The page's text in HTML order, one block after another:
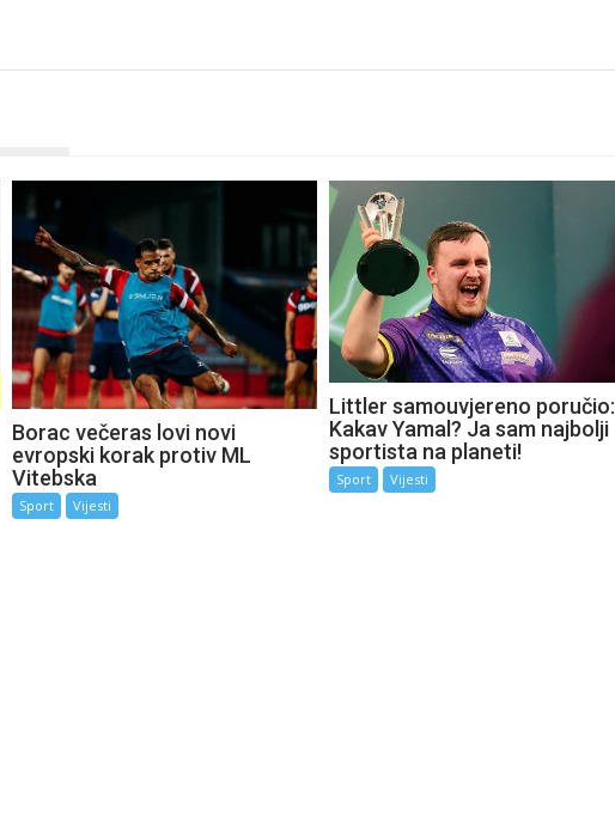
Borac večeras lovi novi
evropski korak protiv ML
Vitebska
Sport Vijesti
Littler samouvjereno poručio:
Kakav Yamal? Ja sam najbolji
sportista na planeti!
Sport Vijesti